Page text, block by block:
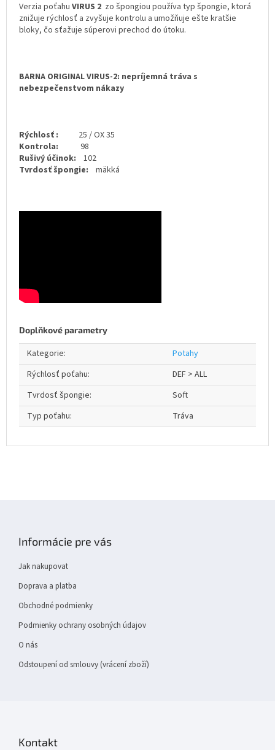
Verzia poťahu VIRUS 2 zo špongiou používa typ špongie, ktorá
znižuje rýchlosť a zvyšuje kontrolu a umožňuje ešte kratšie
bloky, čo sťažuje súperovi prechod do útoku.
BARNA ORIGINAL VIRUS-2: nepríjemná tráva s
nebezpečenstvom nákazy
Rýchlosť : 25 / OX 35
Kontrola: 98
Rušivý účinok: 102
Tvrdosť špongie: mäkká
Doplňkové parametry
Kategorie:
Potahy
Rýchlosť poťahu:
DEF > ALL
Tvrdosť špongie:
Soft
Typ poťahu: Tráva
Informácie pre vás
Jak nakupovat
Doprava a platba
Obchodné podmienky
Podmienky ochrany osobných údajov
O nás
Odstoupení od smlouvy (vrácení zboží)
Kontakt